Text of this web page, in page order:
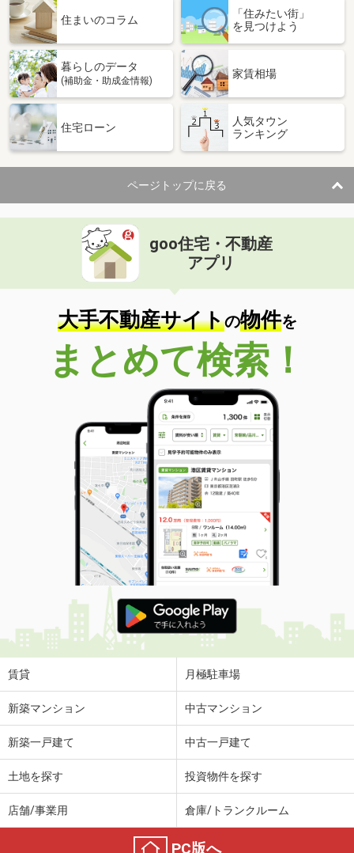
住まいのコラム
「住みたい街」
を見つけよう
暮らしのデータ
(補助金・助成金情報)
家賃相場
住宅ローン
人気タウン
ランキング
ページトップに戻る
goo住宅・不動産
アプリ
大手不動産サイトの物件を
まとめて検索！
賃貸 月極駐車場
新築マンション 中古マンション
新築一戸建て 中古一戸建て
土地を探す 投資物件を探す
店舗/事業用 倉庫/トランクルーム
PC版へ